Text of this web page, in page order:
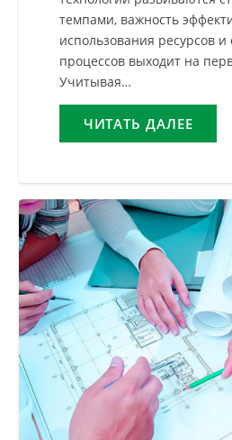
темпами, важность
использования ресурсов
процессов выходит на
Учитывая…
ЧИТАТЬ ДАЛЕЕ